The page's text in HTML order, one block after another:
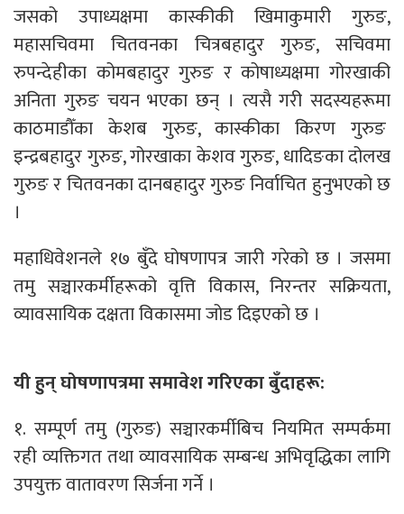
जसको उपाध्यक्षमा कास्कीकी खिमाकुमारी गुरुङ,
महासचिवमा चितवनका चित्रबहादुर गुरुङ, सचिवमा
रुपन्देहीका कोमबहादुर गुरुङ र कोषाध्यक्षमा गोरखाकी
अनिता गुरुङ चयन भएका छन् । त्यसै गरी सदस्यहरूमा
काठमाडौँका केशब गुरुङ, कास्कीका किरण गुरुङ
इन्द्रबहादुर गुरुङ, गोरखाका केशव गुरुङ, धादिङका दोलख
गुरुङ र चितवनका दानबहादुर गुरुङ निर्वाचित हुनुभएको छ
।
महाधिवेशनले १७ बुँदे घोषणापत्र जारी गरेको छ । जसमा
तमु सञ्चारकर्मीहरूको वृत्ति विकास, निरन्तर सक्रियता,
व्यावसायिक दक्षता विकासमा जोड दिइएको छ ।
यी हुन् घोषणापत्रमा समावेश गरिएका बुँदाहरू:
१. सम्पूर्ण तमु (गुरुङ) सञ्चारकर्मीबिच नियमित सम्पर्कमा
रही व्यक्तिगत तथा व्यावसायिक सम्बन्ध अभिवृद्धिका लागि
उपयुक्त वातावरण सिर्जना गर्ने ।